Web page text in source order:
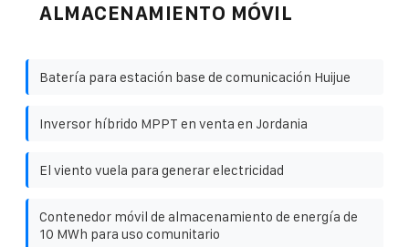
ALMACENAMIENTO MÓVIL
Batería para estación base de comunicación Huijue
Inversor híbrido MPPT en venta en Jordania
El viento vuela para generar electricidad
Contenedor móvil de almacenamiento de energía de
10 MWh para uso comunitario